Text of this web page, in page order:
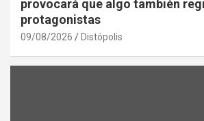
provocará que algo también
protagonistas
09/08/2026 Distópolis